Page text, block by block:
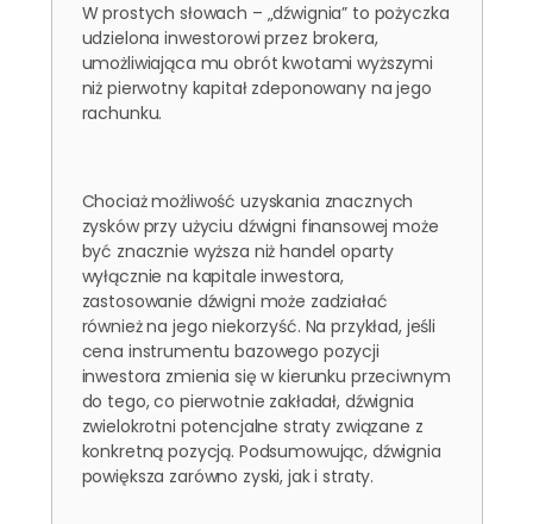
W prostych słowach – „dźwignia” to pożyczka
udzielona inwestorowi przez brokera,
umożliwiająca mu obrót kwotami wyższymi
niż pierwotny kapitał zdeponowany na jego
rachunku.
Chociaż możliwość uzyskania znacznych
zysków przy użyciu dźwigni finansowej może
być znacznie wyższa niż handel oparty
wyłącznie na kapitale inwestora,
zastosowanie dźwigni może zadziałać
również na jego niekorzyść. Na przykład, jeśli
cena instrumentu bazowego pozycji
inwestora zmienia się w kierunku przeciwnym
do tego, co pierwotnie zakładał, dźwignia
zwielokrotni potencjalne straty związane z
konkretną pozycją. Podsumowując, dźwignia
powiększa zarówno zyski, jak i straty.